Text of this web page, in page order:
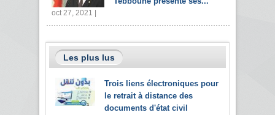
oct 27, 2021 |
Les plus lus
Trois liens électroniques pour
le retrait à distance des
documents d'état civil